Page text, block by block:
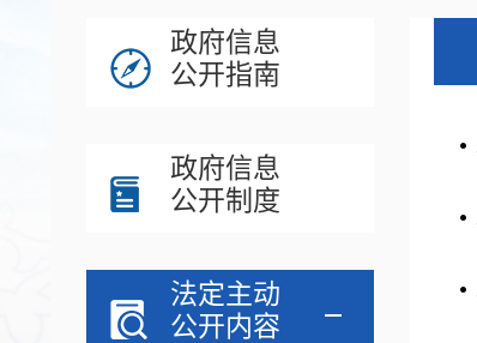
政府信息
公开指南
政府信息
公开制度
法定主动
公开内容